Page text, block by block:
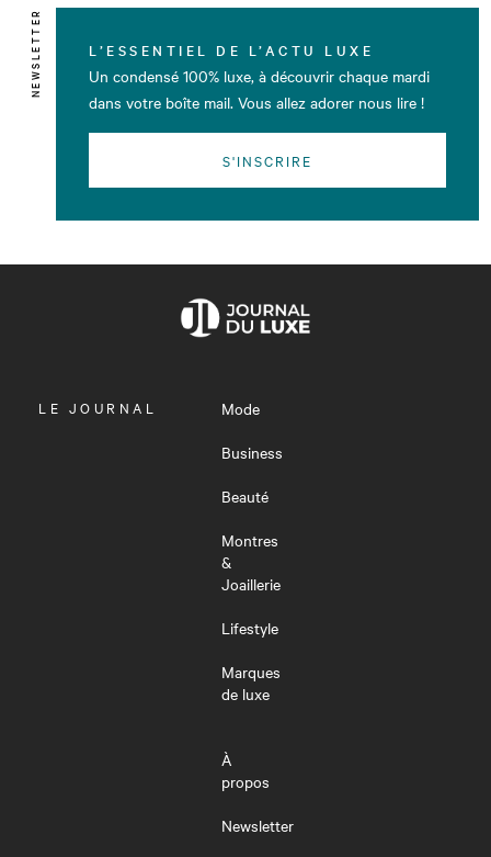
NEWSLETTER L’ESSENTIEL DE L’ACTU LUXE
Un condensé 100% luxe, à découvrir chaque mardi
dans votre boîte mail. Vous allez adorer nous lire !
S'INSCRIRE
OUVRIR
LE JOURNAL
Mode
Business
Beauté
Montres
&
Joaillerie
Lifestyle
Marques
de luxe
À
propos
Newsletter